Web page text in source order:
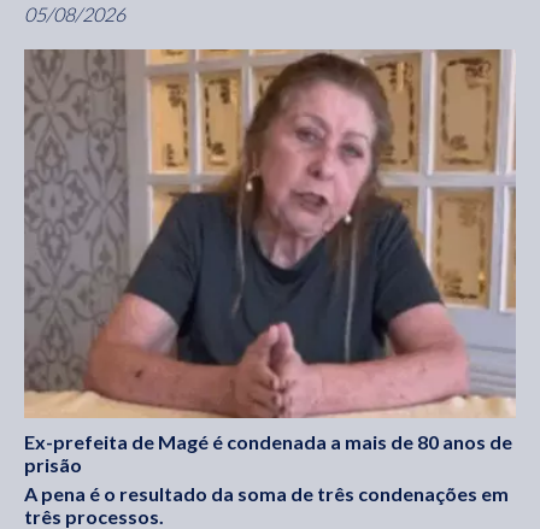
05/08/2026
Ex-prefeita de Magé é condenada a mais de 80 anos de
prisão
A pena é o resultado da soma de três condenações em
três processos.